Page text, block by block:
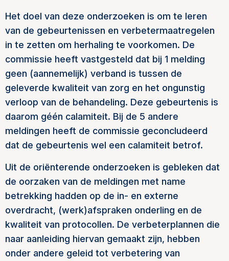
Het doel van deze onderzoeken is om te leren
van de gebeurtenissen en verbetermaatregelen
in te zetten om herhaling te voorkomen. De
commissie heeft vastgesteld dat bij 1 melding
geen (aannemelijk) verband is tussen de
geleverde kwaliteit van zorg en het ongunstig
verloop van de behandeling. Deze gebeurtenis is
daarom géén calamiteit. Bij de 5 andere
meldingen heeft de commissie geconcludeerd
dat de gebeurtenis wel een calamiteit betrof.
Uit de oriënterende onderzoeken is gebleken dat
de oorzaken van de meldingen met name
betrekking hadden op de in- en externe
overdracht, (werk)afspraken onderling en de
kwaliteit van protocollen. De verbeterplannen die
naar aanleiding hiervan gemaakt zijn, hebben
onder andere geleid tot verbetering van